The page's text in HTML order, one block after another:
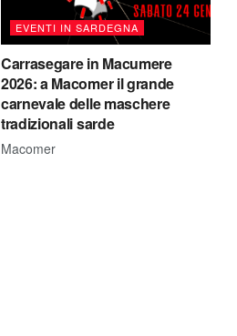
EVENTI IN SARDEGNA
Carrasegare in Macumere
2026: a Macomer il grande
carnevale delle maschere
tradizionali sarde
Macomer